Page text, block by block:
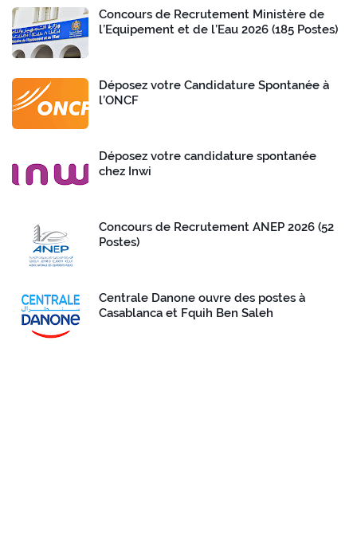
Concours de Recrutement Ministère de
l’Equipement et de l’Eau 2026 (185 Postes)
Déposez votre Candidature Spontanée à
l’ONCF
Déposez votre candidature spontanée
chez Inwi
Concours de Recrutement ANEP 2026 (52
Postes)
Centrale Danone ouvre des postes à
Casablanca et Fquih Ben Saleh